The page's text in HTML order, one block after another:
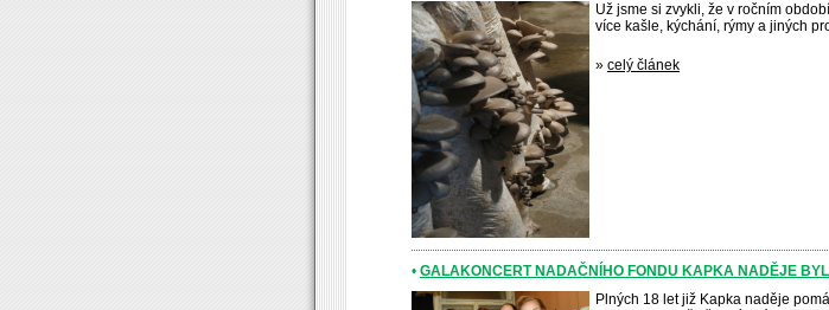
Už jsme si zvykli, že v ročním
více kašle, kýchání, rýmy a jiných
» celý článek
• GALAKONCERT NADAČNÍHO FONDU KAPKA NADĚJE
Plných 18 let již Kapka naděje